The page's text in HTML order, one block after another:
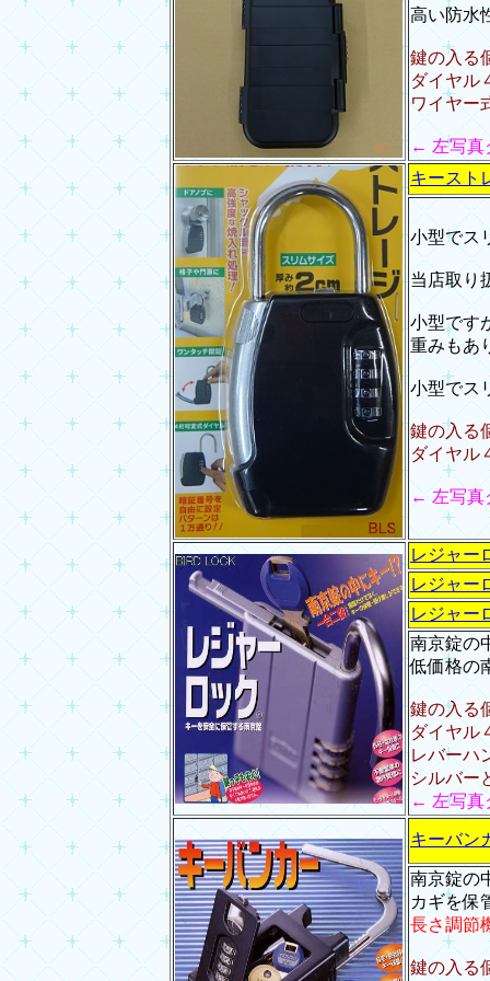
高い防水
鍵の入る
ダイヤル
ワイヤー
← 左写真
キースト
小型でス
当店取り
小型です
重みもあ
小型でス
鍵の入る
ダイヤル
← 左写真
レジャー
レジャー
レジャー
南京錠の
低価格の
鍵の入る
ダイヤル
レバーハ
シルバー
← 左写真
キーバン
南京錠の
カギを保
長さ調節
鍵の入る